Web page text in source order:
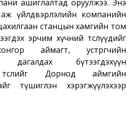
ашиглалтад оруулжээ. Энэ
үйлдвэрлэлийн компанийн
станцын хамгийн том
эрчим хүчний төслүүдийг
аймагт, устөрөгчийн
бүтээгдэхүүн
төслийг Дорнод аймгийн
түшиглэн хэрэгжүүлэхээр